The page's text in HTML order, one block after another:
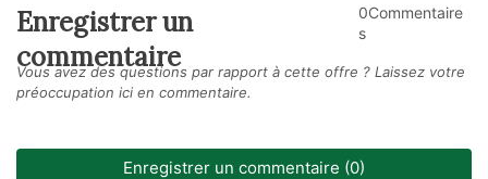
Enregistrer un
commentaire
0Commentaire
s
Vous avez des questions par rapport à cette offre ? Laissez votre
préoccupation ici en commentaire.
Enregistrer un commentaire (0)